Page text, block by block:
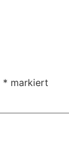
* markiert